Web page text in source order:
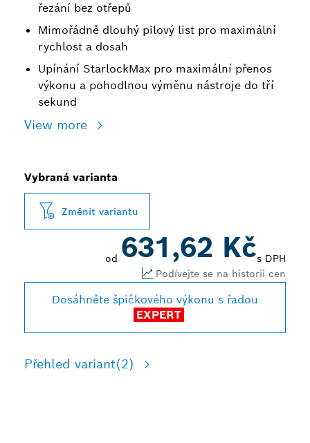
řezání bez otřepů
Mimořádně dlouhý pilový list pro maximální
rychlost a dosah
Upínání StarlockMax pro maximální přenos
výkonu a pohodlnou výměnu nástroje do tří
sekund
View more
Vybraná varianta
Změnit variantu
od 631,62 Kčs DPH
Podívejte se na historii cen
Dosáhněte špičkového výkonu s řadou
EXPERT
Přehled variant(2)